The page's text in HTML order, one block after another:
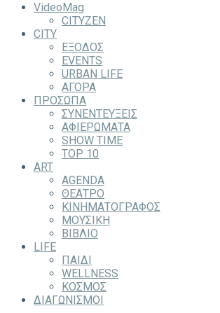
VideoMag
CITYZEN
CITY
ΕΞΟΔΟΣ
EVENTS
URBAN LIFE
ΑΓΟΡΑ
ΠΡΟΣΩΠΑ
ΣΥΝΕΝΤΕΥΞΕΙΣ
ΑΦΙΕΡΩΜΑΤΑ
SHOW TIME
TOP 10
ART
AGENDA
ΘΕΑΤΡΟ
ΚΙΝΗΜΑΤΟΓΡΑΦΟΣ
ΜΟΥΣΙΚΗ
ΒΙΒΛΙΟ
LIFE
ΠΑΙΔΙ
WELLNESS
ΚΟΣΜΟΣ
ΔΙΑΓΩΝΙΣΜΟΙ